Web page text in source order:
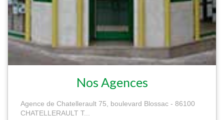
Nos Agences
Agence de Chatellerault 75, boulevard Blossac - 86100
CHATELLERAULT T...